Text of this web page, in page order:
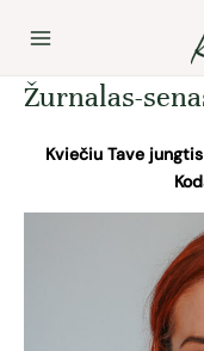
Žurnalas-
Kviečiu Tave